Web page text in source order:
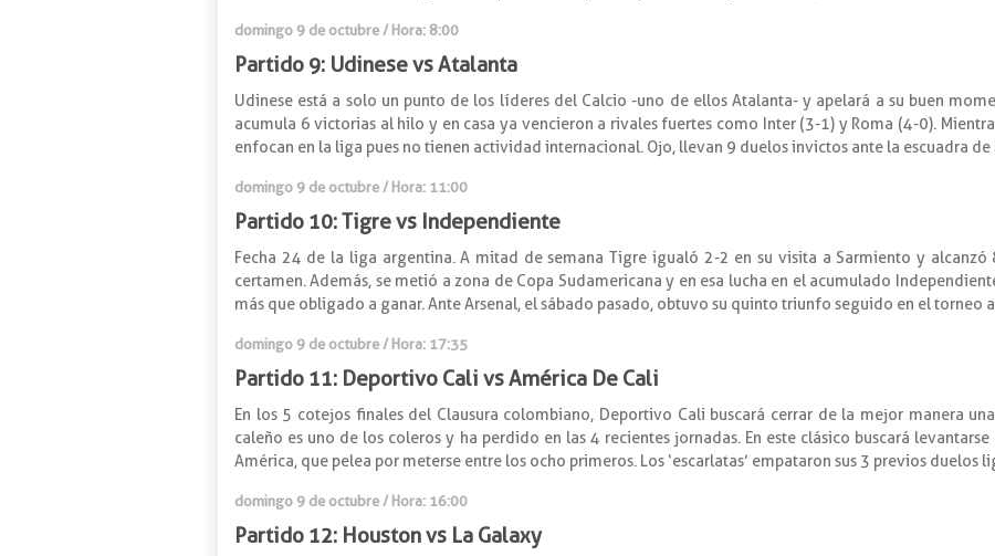
domingo 9 de octubre / Hora: 8:00
Partido 9: Udinese vs Atalanta
Udinese está a solo un punto de los líderes del Calcio -uno de ellos Atalanta- y apelará a su buen
acumula 6 victorias al hilo y en casa ya vencieron a rivales fuertes como Inter (3-1) y Roma (4-0).
enfocan en la liga pues no tienen actividad internacional. Ojo, llevan 9 duelos invictos ante la escuadra de
domingo 9 de octubre / Hora: 11:00
Partido 10: Tigre vs Independiente
Fecha 24 de la liga argentina. A mitad de semana Tigre igualó 2-2 en su visita a Sarmiento y
certamen. Además, se metió a zona de Copa Sudamericana y en esa lucha en el acumulado
más que obligado a ganar. Ante Arsenal, el sábado pasado, obtuvo su quinto triunfo seguido en el torneo
domingo 9 de octubre / Hora: 17:35
Partido 11: Deportivo Cali vs América De Cali
En los 5 cotejos finales del Clausura colombiano, Deportivo Cali buscará cerrar de la mejor manera
caleño es uno de los coleros y ha perdido en las 4 recientes jornadas. En este clásico buscará
América, que pelea por meterse entre los ocho primeros. Los ‘escarlatas’ empataron sus 3 previos duelos
domingo 9 de octubre / Hora: 16:00
Partido 12: Houston vs La Galaxy